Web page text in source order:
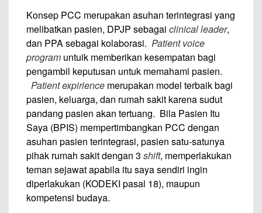
Konsep PCC merupakan asuhan terintegrasi yang
melibatkan pasien, DPJP sebagai clinical leader,
dan PPA sebagai kolaborasi. Patient voice
program untuik memberikan kesempatan bagi
pengambil keputusan untuk memahami pasien.
Patient expirience merupakan model terbaik bagi
pasien, keluarga, dan rumah sakit karena sudut
pandang pasien akan tertuang. Bila Pasien Itu
Saya (BPIS) mempertimbangkan PCC dengan
asuhan pasien terintegrasi, pasien satu-satunya
pihak rumah sakit dengan 3 shift, memperlakukan
teman sejawat apabila itu saya sendiri ingin
diperlakukan (KODEKI pasal 18), maupun
kompetensi budaya.